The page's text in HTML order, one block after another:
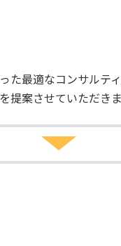
た最適なコンサルテ
提案させていただきま